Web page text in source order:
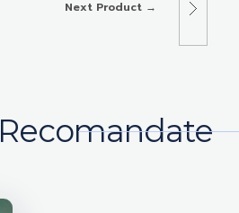
Next Product
Recomandate